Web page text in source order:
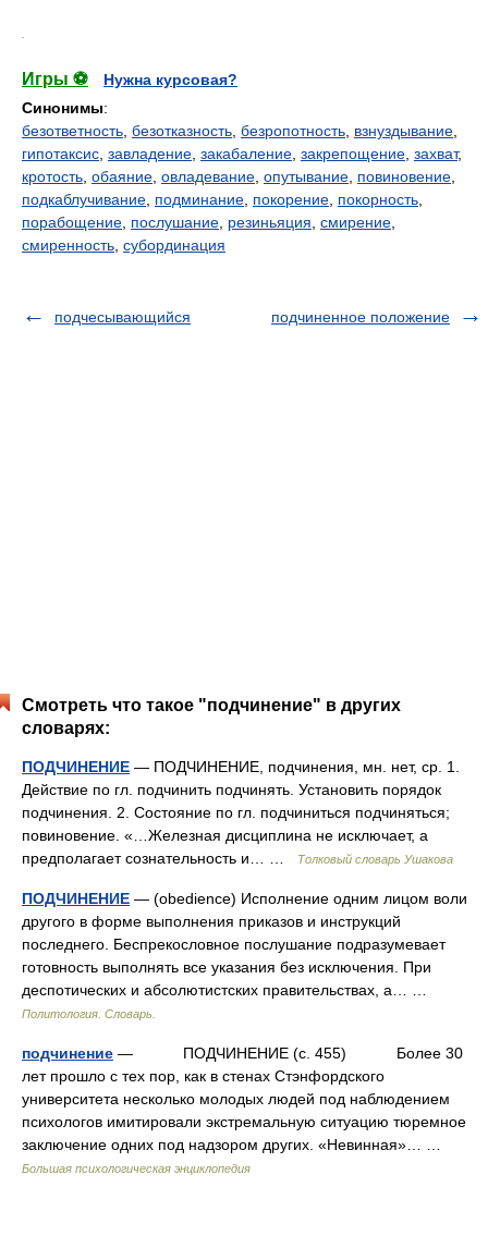
Игры ⚽
Нужна курсовая?
Синонимы:
безответность безотказность безропотность взнуздывание
гипотаксис завладение закабаление закрепощение захват,
кротость обаяние овладевание опутывание повиновение
подкаблучивание подминание покорение покорность
порабощение послушание резиньяция смирение
смиренность субординация
подчесывающийся подчиненное положение
Смотреть что такое "подчинение" в других
словарях:
ПОДЧИНЕНИЕ — ПОДЧИНЕНИЕ, подчинения, мн. нет, ср. 1.
Действие по гл. подчинить подчинять. Установить порядок
подчинения. 2. Состояние по гл. подчиниться подчиняться;
повиновение. «…Железная дисциплина не исключает, а
предполагает сознательность и… …
Толковый словарь Ушакова
ПОДЧИНЕНИЕ — (оbedience) Исполнение одним лицом воли
другого в форме выполнения приказов и инструкций
последнего. Беспрекословное послушание подразумевает
готовность выполнять все указания без исключения. При
деспотических и абсолютистских правительствах, а… …
Политология. Словарь.
подчинение — ПОДЧИНЕНИЕ (с. 455) Более 30
лет прошло с тех пор, как в стенах Стэнфордского
университета несколько молодых людей под наблюдением
психологов имитировали экстремальную ситуацию тюремное
заключение одних под надзором других. «Невинная»… …
Большая психологическая энциклопедия